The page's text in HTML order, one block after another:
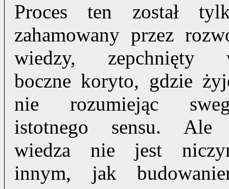
Proces ten został
zahamowany przez
wiedzy, zepchnięty
boczne koryto, gdzie
nie rozumiejąc
istotnego sensu.
wiedza nie jest
innym, jak